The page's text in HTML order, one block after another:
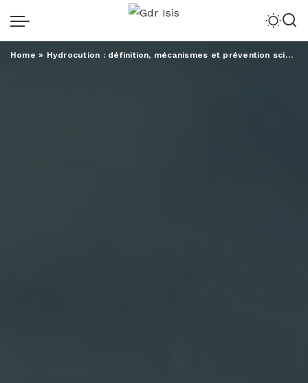
Home » Hydrocution : définition, mécanismes et prévention scientifique